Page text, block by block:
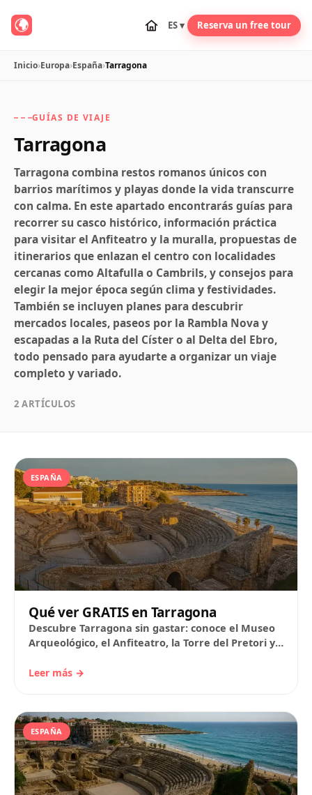
ES ▾ Reserva un free tour
Inicio›Europa›España›Tarragona
GUÍAS DE VIAJE
Tarragona
Tarragona combina restos romanos únicos con
barrios marítimos y playas donde la vida transcurre
con calma. En este apartado encontrarás guías para
recorrer su casco histórico, información práctica
para visitar el Anfiteatro y la muralla, propuestas de
itinerarios que enlazan el centro con localidades
cercanas como Altafulla o Cambrils, y consejos para
elegir la mejor época según clima y festividades.
También se incluyen planes para descubrir
mercados locales, paseos por la Rambla Nova y
escapadas a la Ruta del Císter o al Delta del Ebro,
todo pensado para ayudarte a organizar un viaje
completo y variado.
2 ARTÍCULOS
ESPAÑA
Qué ver GRATIS en Tarragona
Descubre Tarragona sin gastar: conoce el Museo
Arqueológico, el Anfiteatro, la Torre del Pretori y
Leer más →
ESPAÑA